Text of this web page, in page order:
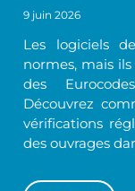
9 juin 2026
Les logiciels
normes, mais
des
Découvrez
vérifications
des ouvrages